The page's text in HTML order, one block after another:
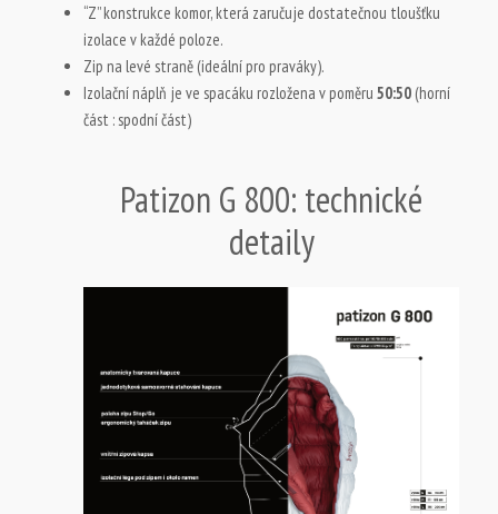
“Z” konstrukce komor, která zaručuje dostatečnou tloušťku
izolace v každé poloze.
Zip na levé straně (ideální pro praváky).
Izolační náplň je ve spacáku rozložena v poměru 50:50 (horní
část : spodní část)
Patizon G 800: technické
detaily